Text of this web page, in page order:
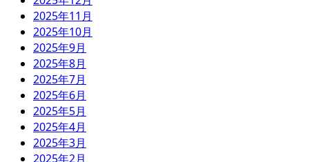
2025年11月
2025年10月
2025年9月
2025年8月
2025年7月
2025年6月
2025年5月
2025年4月
2025年3月
2025年2月